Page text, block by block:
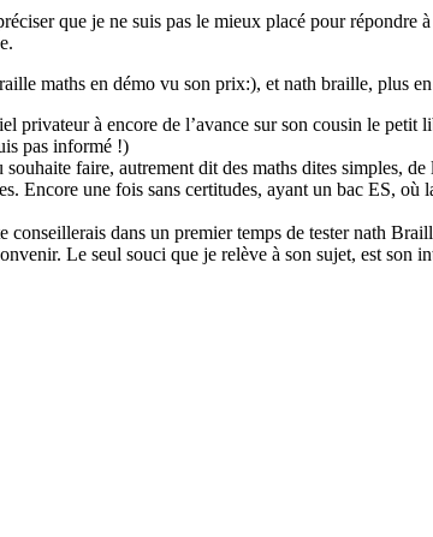
que je ne suis pas le mieux placé pour
maths en démo vu son prix:), et nath braille, plus
privateur à encore de l’avance sur son cousin le
pas informé !)
faire, autrement dit des maths dites simples,
Encore une fois sans certitudes, ayant un bac ES,
conseillerais dans un premier temps de tester nath
Le seul souci que je relève à son sujet, est son